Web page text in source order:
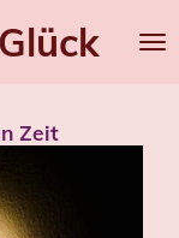
Glück
Zeit